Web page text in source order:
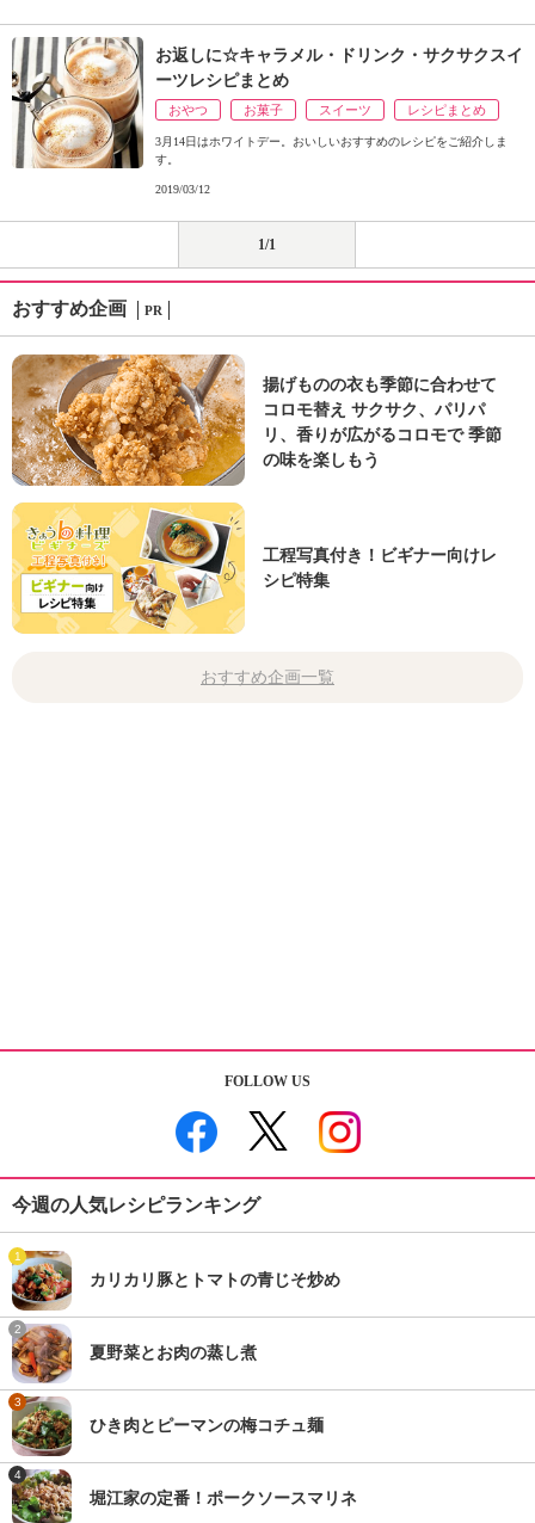
「
み
ん
な
う
料
」
お返しに☆キャラメル・ドリンク・サクサクスイ
ーツレシピまとめ
おやつ お菓子 スイーツ レシピまとめ
3月14日はホワイトデー。おいしいおすすめのレシピをご紹介しま
す。
2019/03/12
1/1
おすすめ企画 PR
揚げものの衣も季節に合わせて
コロモ替え サクサク、パリパ
リ、香りが広がるコロモで 季節
の味を楽しもう
工程写真付き！ビギナー向けレ
シピ特集
おすすめ企画一覧
FOLLOW US
今週の人気レシピランキング
1
カリカリ豚とトマトの青じそ炒め
2
夏野菜とお肉の蒸し煮
3
ひき肉とピーマンの梅コチュ麺
4
堀江家の定番！ポークソースマリネ